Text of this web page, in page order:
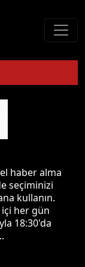
haber alma
seçiminizi
kullanın.
her gün
18:30'da